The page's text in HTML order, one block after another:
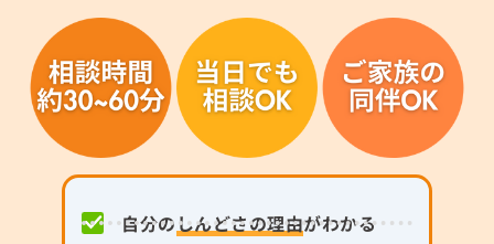
自分のしんどさの理由がわかる